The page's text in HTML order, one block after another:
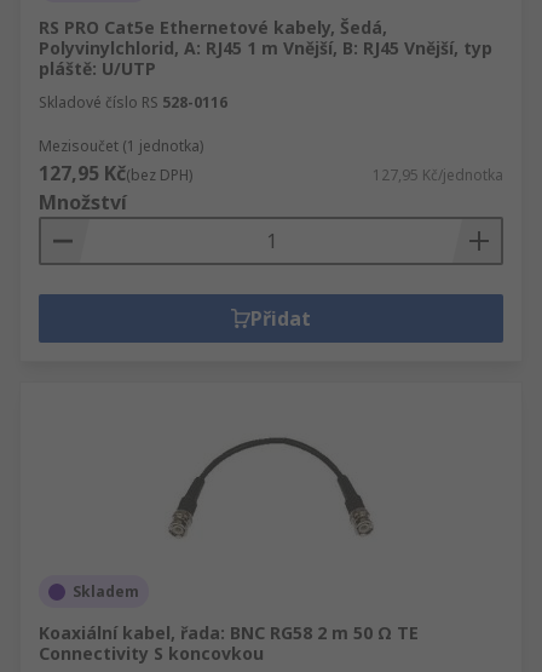
RS PRO Cat5e Ethernetové kabely, Šedá,
Polyvinylchlorid, A: RJ45 1 m Vnější, B: RJ45 Vnější, typ
pláště: U/UTP
Skladové číslo RS 528-0116
Mezisoučet (1 jednotka)
127,95 Kč(bez DPH) 127,95 Kč/jednotka
Množství
Přidat
Skladem
Koaxiální kabel, řada: BNC RG58 2 m 50 Ω TE
Connectivity S koncovkou